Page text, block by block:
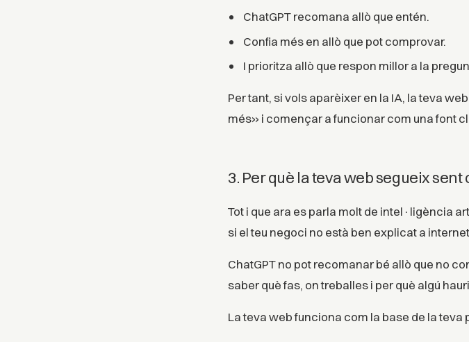
ChatGPT recomana allò que entén.
Confia més en allò que pot comprovar.
I prioritza allò que respon millor a la
Per tant, si vols aparèixer en la IA, la teva
més» i començar a funcionar com una font
3. Per què la teva web segueix
Tot i que ara es parla molt de intel·ligència
si el teu negoci no està ben explicat a
ChatGPT no pot recomanar bé allò que no
saber què fas, on treballes i per què algú
La teva web funciona com la base de la teva